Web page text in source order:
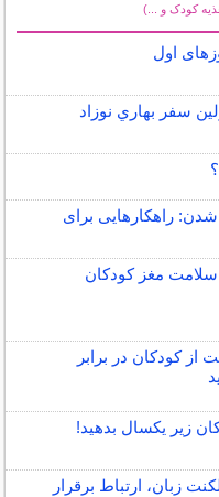
کودک و ...)
اول
سفر بهاري نوزاد
راهکارهایی برای
مغز کودکان
از کودکان در برابر
زیر یکسال بدهید!
زبان، ارتباط برقرار